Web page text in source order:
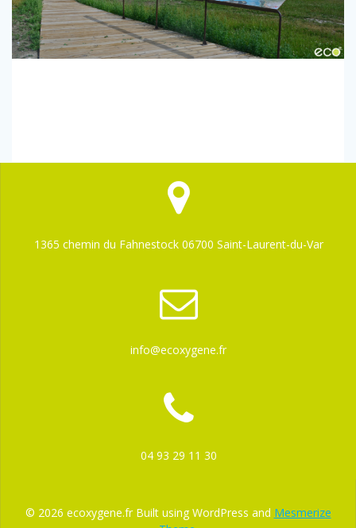
1365 chemin du Fahnestock 06700 Saint-Laurent-du-Var
info@ecoxygene.fr
04 93 29 11 30
© 2026 ecoxygene.fr Built using WordPress and Mesmerize